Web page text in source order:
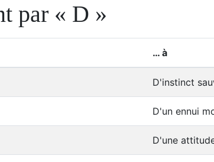
par « D »
… à
D'instinct
D'un ennui
D'une